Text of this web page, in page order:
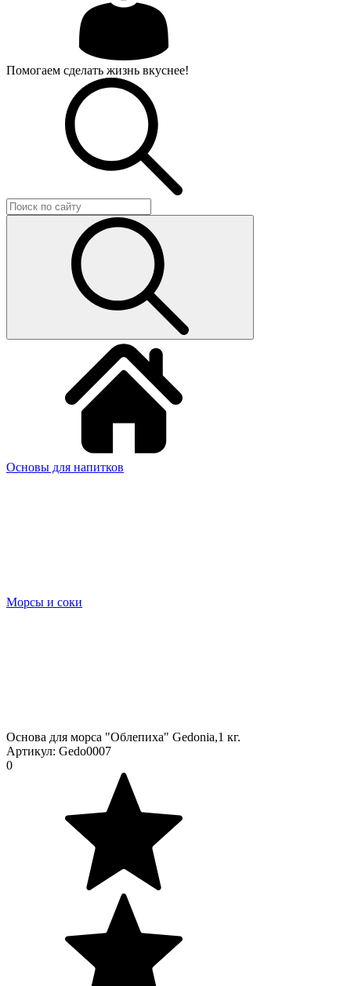
Помогаем сделать жизнь вкуснее!
Основы для напитков
Морсы и соки
Основа для морса "Облепиха" Gedonia,1 кг.
Артикул: Gedo0007
0